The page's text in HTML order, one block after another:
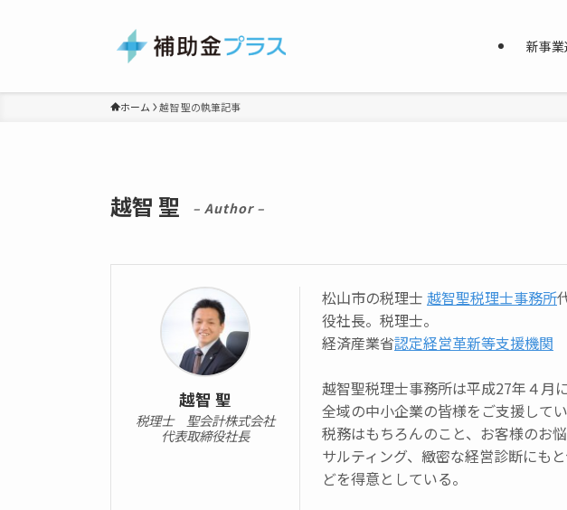
新事
ホーム 越智 聖の執筆記事
越智 聖 – Author –
越智 聖
税理士 聖会計株式会社
代表取締役社長
松山市の税理士 越智聖税理士事務所
役社長。税理士。
経済産業省認定経営革新等支援機関
越智聖税理士事務所は平成27年４月
全域の中小企業の皆様をご支援して
税務はもちろんのこと、お客様のお
サルティング、緻密な経営診断にも
どを得意としている。